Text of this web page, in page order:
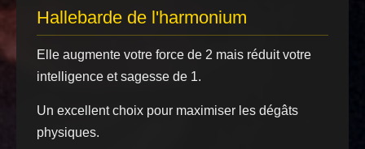
Hallebarde de l'harmonium
Elle augmente votre force de 2 mais réduit votre
intelligence et sagesse de 1.
Un excellent choix pour maximiser les dégâts
physiques.